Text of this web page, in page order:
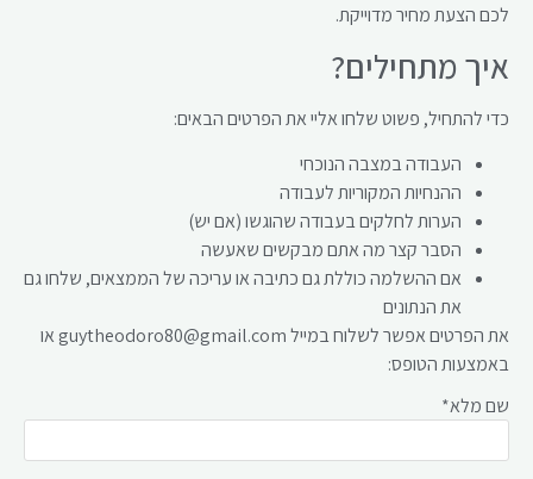
לכם הצעת מחיר מדוייקת.
איך מתחילים?
כדי להתחיל, פשוט שלחו אליי את הפרטים הבאים:
העבודה במצבה הנוכחי
ההנחיות המקוריות לעבודה
הערות לחלקים בעבודה שהוגשו (אם יש)
הסבר קצר מה אתם מבקשים שאעשה
אם ההשלמה כוללת גם כתיבה או עריכה של הממצאים, שלחו גם
את הנתונים
את הפרטים אפשר לשלוח במייל guytheodoro80@gmail.com או
באמצעות הטופס:
שם מלא*